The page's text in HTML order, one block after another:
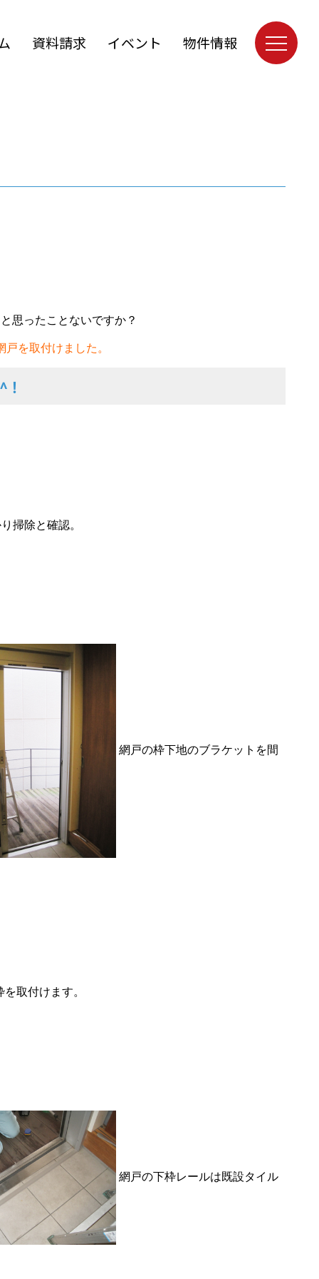
資料請求 イベント 物件情報
思ったことないですか？
戸を取付けました。
掃除と確認。
網戸の枠下地のブラケットを間
取付けます。
網戸の下枠レールは既設タイル